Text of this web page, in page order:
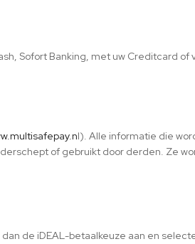
Sofort Banking, met uw Creditcard of
l). Alle informatie die
of gebruikt door derden. Ze
de iDEAL-betaalkeuze aan en